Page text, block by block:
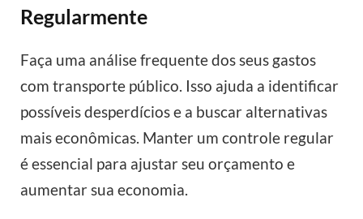
Regularmente
Faça uma análise frequente dos seus gastos
com transporte público. Isso ajuda a identificar
possíveis desperdícios e a buscar alternativas
mais econômicas. Manter um controle regular
é essencial para ajustar seu orçamento e
aumentar sua economia.